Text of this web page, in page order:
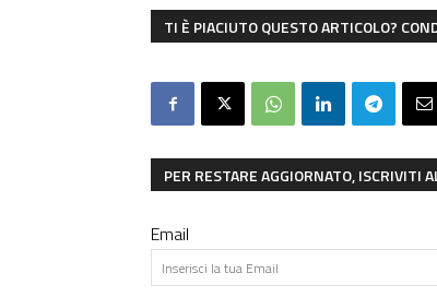
TI È PIACIUTO QUESTO ARTICOLO?
PER RESTARE AGGIORNATO, ISCRIVITI
Email